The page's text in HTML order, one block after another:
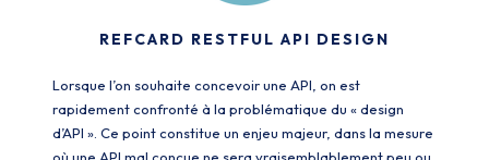
REFCARD RESTFUL API DESIGN
Lorsque l’on souhaite concevoir une API, on est
rapidement confronté à la problématique du « design
d’API ». Ce point constitue un enjeu majeur, dans la mesure